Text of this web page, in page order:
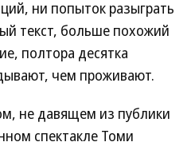
ни попыток разыграть
текст, больше похожий
полтора десятка
чем проживают.
не давящем из публики
спектакле Томи